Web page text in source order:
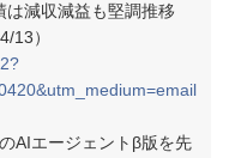
は減収減益も堅調推移
13）
AIエージェントβ版を先